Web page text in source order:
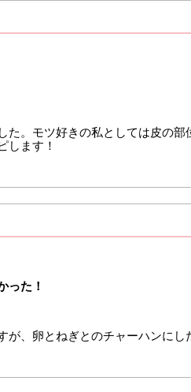
た。モツ好きの私としては皮の部
します！
った！
が、卵とねぎとのチャーハンにし